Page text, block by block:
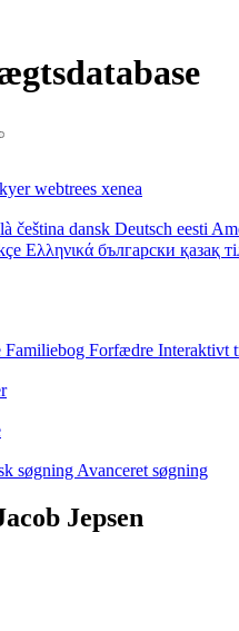
webtrees xenea
čeština dansk Deutsch eesti
Ελληνικά български қазақ
Familiebog Forfædre Interaktivt
søgning Avanceret søgning
Jepsen